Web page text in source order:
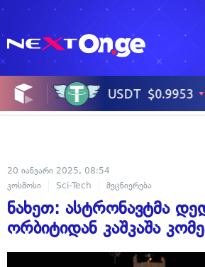
20 იანვარი 2025, 08:54
კოსმოსი
Sci-Tech მეცნიერება
ნახეთ: ასტრონავტმა
ორბიტიდან კაშკაშა